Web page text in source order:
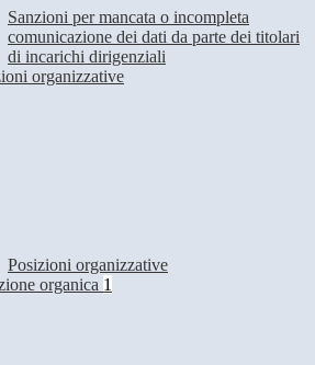
Sanzioni per mancata o incompleta
comunicazione dei dati da parte dei titolari
di incarichi dirigenziali
organizzative
Posizioni organizzative
organica 1